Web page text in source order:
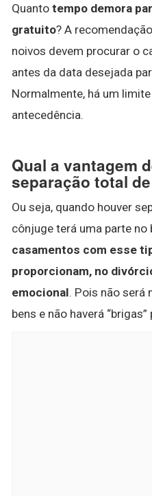
Quanto tempo demora
gratuito? A
noivos devem procurar o
antes da data desejada
Normalmente, há um
antecedência.
Qual a vantagem
separação total
Ou seja, quando houver
cônjuge terá uma parte no
casamentos com esse
proporcionam, no
emocional. Pois não será
bens e não haverá